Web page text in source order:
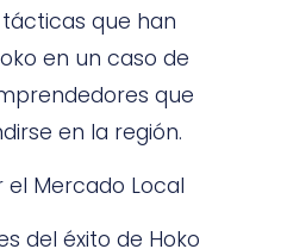
que han
en un caso de
que
en la región.
el Mercado Local
del éxito de Hoko